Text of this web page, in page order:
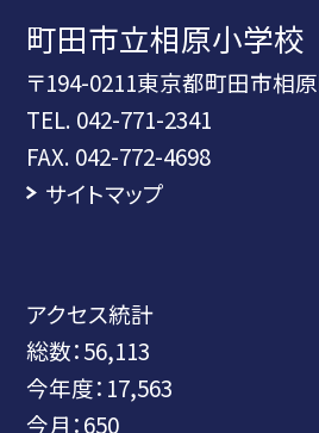
町田市立相原小学校
〒194-0211東京都町田市相原
TEL. 042-771-2341
FAX. 042-772-4698
サイトマップ
アクセス統計
総数：56,113
今年度： 17,563
今月：650